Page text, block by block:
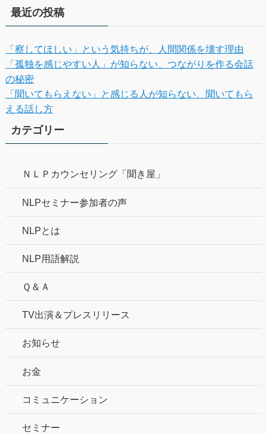
最近の投稿
「察してほしい」という気持ちが、人間関係を壊す理由
「孤独を感じやすい人」が知らない、つながりを作る会話
の秘密
「聞いてもらえない」と感じる人が知らない、聞いてもら
える話し方
カテゴリー
ＮＬＰカウンセリング「聞き屋」
NLPセミナー参加者の声
NLPとは
NLP用語解説
Ｑ＆Ａ
TV出演＆プレスリリース
お知らせ
お金
コミュニケーション
セミナー